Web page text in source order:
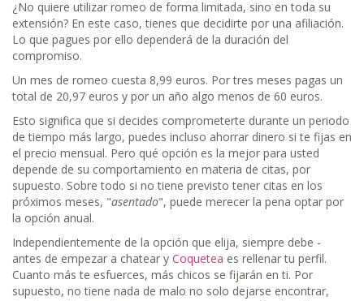
¿No quiere utilizar romeo de forma limitada, sino en toda su
extensión? En este caso, tienes que decidirte por una afiliación.
Lo que pagues por ello dependerá de la duración del
compromiso.
Un mes de romeo cuesta 8,99 euros. Por tres meses pagas un
total de 20,97 euros y por un año algo menos de 60 euros.
Esto significa que si decides comprometerte durante un periodo
de tiempo más largo, puedes incluso ahorrar dinero si te fijas en
el precio mensual. Pero qué opción es la mejor para usted
depende de su comportamiento en materia de citas, por
supuesto. Sobre todo si no tiene previsto tener citas en los
próximos meses, "asentado", puede merecer la pena optar por
la opción anual.
Independientemente de la opción que elija, siempre debe -
antes de empezar a chatear y Coquetea es rellenar tu perfil.
Cuanto más te esfuerces, más chicos se fijarán en ti. Por
supuesto, no tiene nada de malo no solo dejarse encontrar,